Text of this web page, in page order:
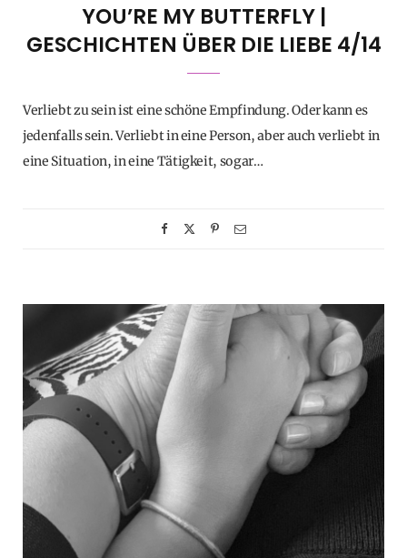
YOU’RE MY BUTTERFLY |
GESCHICHTEN ÜBER DIE LIEBE 4/14
Verliebt zu sein ist eine schöne Empfindung. Oder kann es
jedenfalls sein. Verliebt in eine Person, aber auch verliebt in
eine Situation, in eine Tätigkeit, sogar…